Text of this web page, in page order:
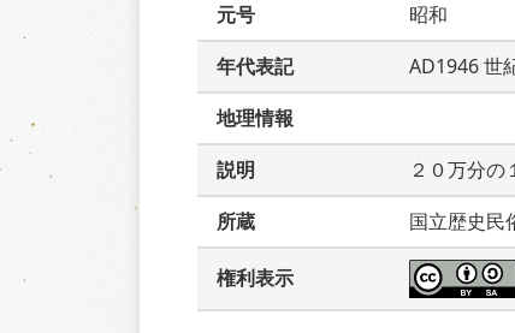
元号
昭和
年代表記
AD1946 世
地理情報
説明
２０万分
所蔵
国立歴史民
権利表示